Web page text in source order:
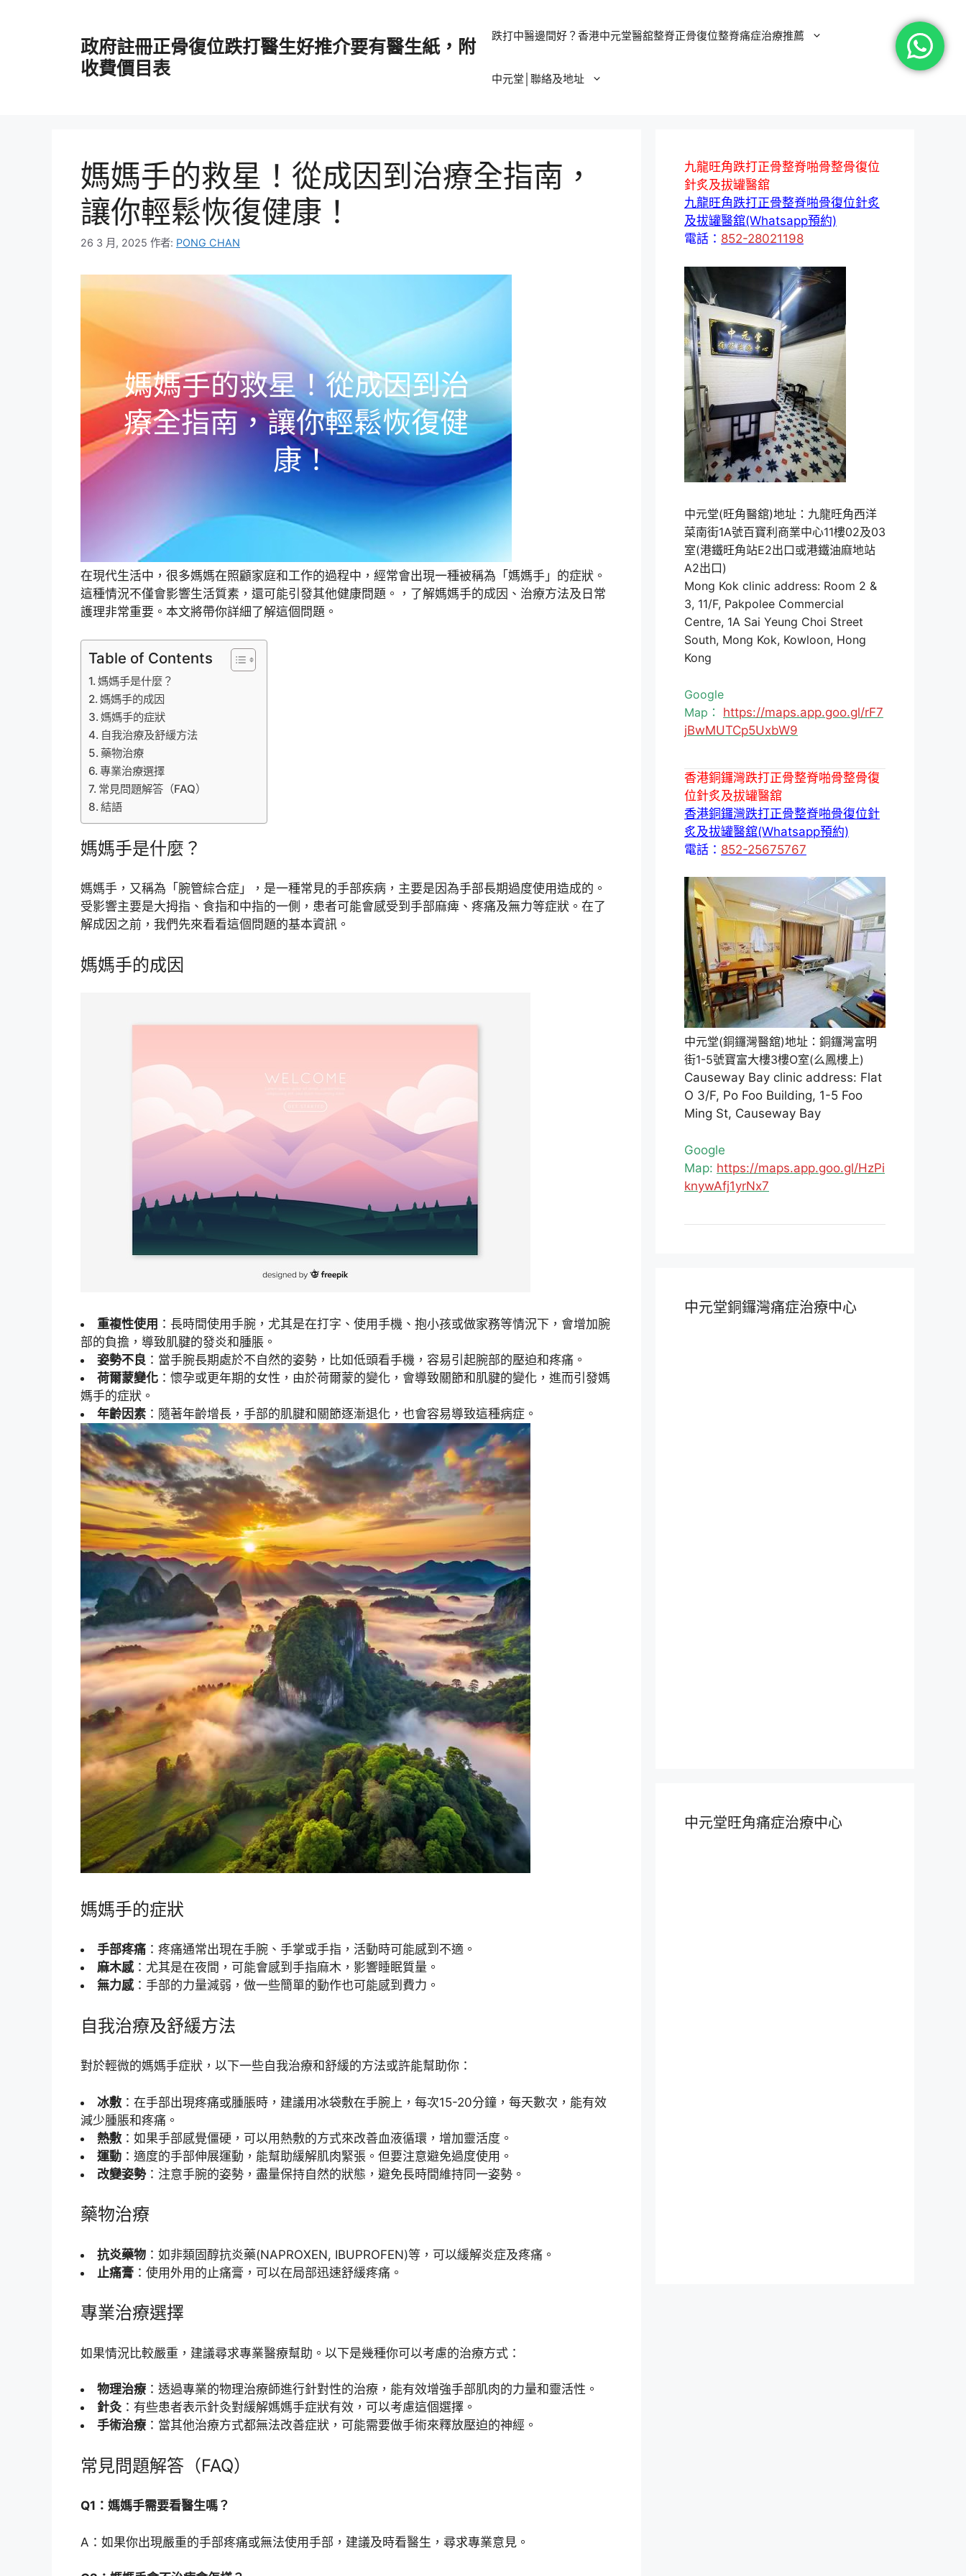
政府註冊正骨復位跌打醫生好推介要有醫生紙，附
收費價目表
跌打中醫邊間好？香港中元堂醫舘整脊正骨復位整脊痛症治療推薦
中元堂│聯絡及地址
媽媽手的救星！從成因到治療全指南，
讓你輕鬆恢復健康！
26 3 月, 2025 作者: PONG CHAN
在現代生活中，很多媽媽在照顧家庭和工作的過程中，經常會出現一種被稱為「媽媽手」的症狀。
這種情況不僅會影響生活質素，還可能引發其他健康問題。，了解媽媽手的成因、治療方法及日常
護理非常重要。本文將帶你詳細了解這個問題。
Table of Contents
媽媽手是什麼？
媽媽手的成因
媽媽手的症狀
自我治療及舒緩方法
藥物治療
專業治療選擇
常見問題解答（FAQ）
結語
媽媽手是什麼？
媽媽手，又稱為「腕管綜合症」，是一種常見的手部疾病，主要是因為手部長期過度使用造成的。
受影響主要是大拇指、食指和中指的一側，患者可能會感受到手部麻痺、疼痛及無力等症狀。在了
解成因之前，我們先來看看這個問題的基本資訊。
媽媽手的成因
重複性使用 ：長時間使用手腕，尤其是在打字、使用手機、抱小孩或做家務等情況下，會增加腕
部的負擔，導致肌腱的發炎和腫脹。
姿勢不良 ：當手腕長期處於不自然的姿勢，比如低頭看手機，容易引起腕部的壓迫和疼痛。
荷爾蒙變化 ：懷孕或更年期的女性，由於荷爾蒙的變化，會導致關節和肌腱的變化，進而引發媽
媽手的症狀。
年齡因素 ：隨著年齡增長，手部的肌腱和關節逐漸退化，也會容易導致這種病症。
媽媽手的症狀
手部疼痛 ：疼痛通常出現在手腕、手掌或手指，活動時可能感到不適。
麻木感：尤其是在夜間，可能會感到手指麻木，影響睡眠質量。
無力感：手部的力量減弱，做一些簡單的動作也可能感到費力。
自我治療及舒緩方法
對於輕微的媽媽手症狀，以下一些自我治療和舒緩的方法或許能幫助你：
冰敷 ：在手部出現疼痛或腫脹時，建議用冰袋敷在手腕上，每次15-20分鐘，每天數次，能有效
減少腫脹和疼痛。
熱敷 ：如果手部感覺僵硬，可以用熱敷的方式來改善血液循環，增加靈活度。
運動 ：適度的手部伸展運動，能幫助緩解肌肉緊張。但要注意避免過度使用。
改變姿勢：注意手腕的姿勢，盡量保持自然的狀態，避免長時間維持同一姿勢。
藥物治療
抗炎藥物 ：如非類固醇抗炎藥(NAPROXEN, IBUPROFEN)等，可以緩解炎症及疼痛。
止痛膏 ：使用外用的止痛膏，可以在局部迅速舒緩疼痛。
專業治療選擇
如果情況比較嚴重，建議尋求專業醫療幫助。以下是幾種你可以考慮的治療方式：
物理治療：透過專業的物理治療師進行針對性的治療，能有效增強手部肌肉的力量和靈活性。
針灸 ：有些患者表示針灸對緩解媽媽手症狀有效，可以考慮這個選擇。
手術治療：當其他治療方式都無法改善症狀，可能需要做手術來釋放壓迫的神經。
常見問題解答（FAQ）
Q1：媽媽手需要看醫生嗎？
A：如果你出現嚴重的手部疼痛或無法使用手部，建議及時看醫生，尋求專業意見。
九龍旺角跌打正骨整脊啪骨整骨復位
針炙及拔罐醫舘
九龍旺角跌打正骨整脊啪骨復位針炙
及拔罐醫舘(Whatsapp預約)
電話： 852-28021198
中元堂(旺角醫舘)地址：九龍旺角西洋
菜南街1A號百寶利商業中心11樓02及03
室(港鐵旺角站E2出口或港鐵油麻地站
A2出口)
Mong Kok clinic address: Room 2 &
3, 11/F, Pakpolee Commercial
Centre, 1A Sai Yeung Choi Street
South, Mong Kok, Kowloon, Hong
Kong
Google
Map： https://maps.app.goo.gl/rF7
jBwMUTCp5UxbW9
香港銅鑼灣跌打正骨整脊啪骨整骨復
位針炙及拔罐醫舘
香港銅鑼灣跌打正骨整脊啪骨復位針
炙及拔罐醫舘(Whatsapp預約)
電話： 852-25675767
中元堂(銅鑼灣醫舘)地址：銅鑼灣富明
街1-5號寶富大樓3樓O室(么鳳樓上)
Causeway Bay clinic address: Flat
O 3/F, Po Foo Building, 1-5 Foo
Ming St, Causeway Bay
Google
Map: https://maps.app.goo.gl/HzPi
knywAfj1yrNx7
中元堂銅鑼灣痛症治療中心
中元堂旺角痛症治療中心